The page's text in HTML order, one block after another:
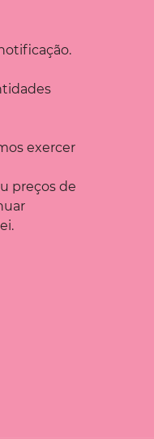
exercer
preços de